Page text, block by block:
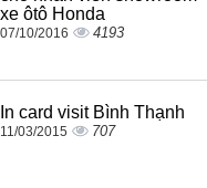
xe ôtô Honda
07/10/2016 4193
In card visit Bình Thạnh
11/03/2015 707